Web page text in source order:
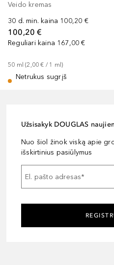
Veido kremas
30 d. min. kaina 100,20 €
100,20 €
Reguliari kaina 167,00 €
50 ml (2,00 € / 1 ml)
Netrukus sugrįš
Užsisakyk DOUGLAS
Nuo šiol žinok viską apie
išskirtinius pasiūlymus
El. pašto adresas*